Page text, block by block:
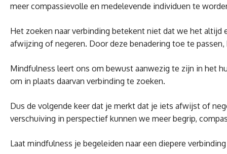
meer compassievolle en medelevende individuen te
Het zoeken naar verbinding betekent niet dat we het
afwijzing of negeren. Door deze benadering toe te
Mindfulness leert ons om bewust aanwezig te zijn in het
om in plaats daarvan verbinding te zoeken.
Dus de volgende keer dat je merkt dat je iets afwijst of
verschuiving in perspectief kunnen we meer begrip,
Laat mindfulness je begeleiden naar een diepere